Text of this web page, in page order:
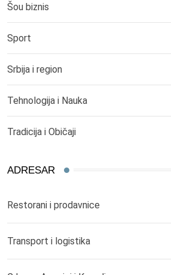
Šou biznis
Sport
Srbija i region
Tehnologija i Nauka
Tradicija i Običaji
ADRESAR
Restorani i prodavnice
Transport i logistika